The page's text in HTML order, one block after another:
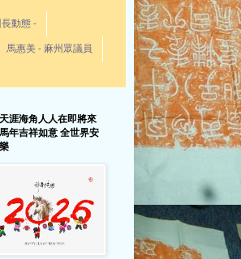
長動態 -
馬惠美 - 麻州眾議員
涯海角人人在即將來
年吉祥如意 全世界安